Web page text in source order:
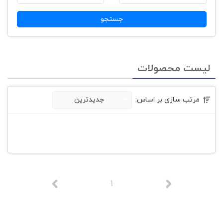
جستجو
لیست محصولات
مرتب سازی بر اساس: جدیدترین
1